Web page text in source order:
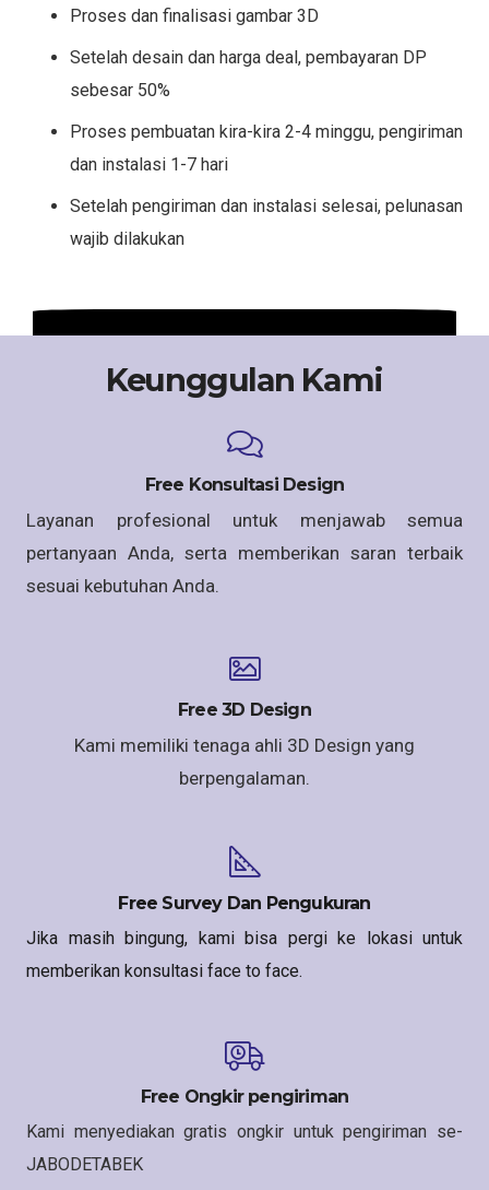
Proses dan finalisasi gambar 3D
Setelah desain dan harga deal, pembayaran DP
sebesar 50%
Proses pembuatan kira-kira 2-4 minggu, pengiriman
dan instalasi 1-7 hari
Setelah pengiriman dan instalasi selesai, pelunasan
wajib dilakukan
Keunggulan Kami
Free Konsultasi Design
Layanan profesional untuk menjawab semua
pertanyaan Anda, serta memberikan saran terbaik
sesuai kebutuhan Anda.
Free 3D Design
Kami memiliki tenaga ahli 3D Design yang
berpengalaman.
Free Survey Dan Pengukuran
Jika masih bingung, kami bisa pergi ke lokasi untuk
memberikan konsultasi face to face.
Free Ongkir pengiriman
Kami menyediakan gratis ongkir untuk pengiriman se-
JABODETABEK